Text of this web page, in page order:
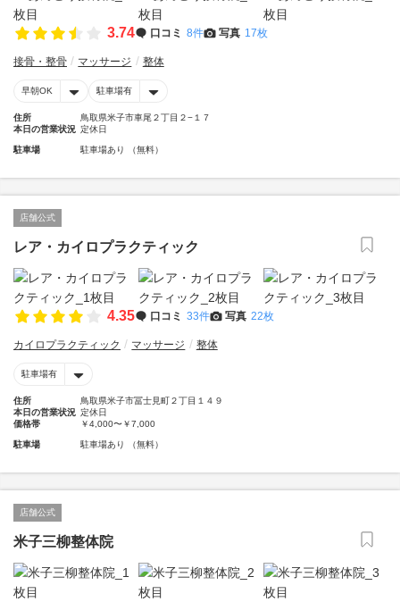
3.74 口コミ 8件 写真 17枚
接骨・整骨 マッサージ 整体
早朝OK 駐車場有
住所
鳥取県米子市車尾２丁目２−１７
本日の営業状況 定休日
駐車場 駐車場あり （無料）
店舗公式
レア・カイロプラクティック
4.35 口コミ 33件 写真 22枚
カイロプラクティック マッサージ 整体
駐車場有
住所
鳥取県米子市冨士見町２丁目１４９
本日の営業状況 定休日
価格帯
￥4,000〜￥7,000
駐車場 駐車場あり （無料）
店舗公式
米子三柳整体院